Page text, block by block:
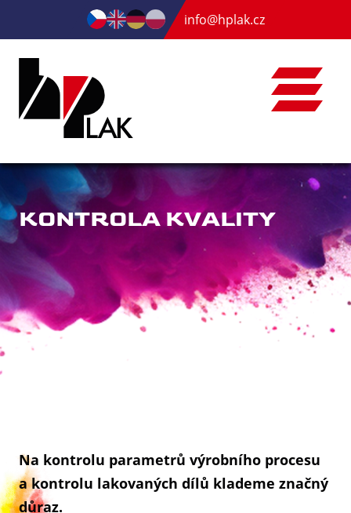
info@hplak.cz
KONTROLA KVALITY
Na kontrolu parametrů výrobního procesu
a kontrolu lakovaných dílů klademe značný
důraz.